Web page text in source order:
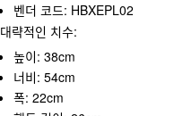
벤더 코드: HBXEPL02
대략적인 치수:
높이: 38cm
너비: 54cm
폭: 22cm